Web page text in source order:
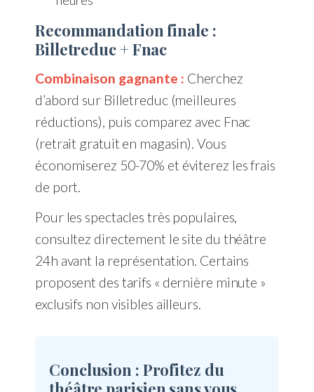
Recommandation finale :
Billetreduc + Fnac
Combinaison gagnante : Cherchez
d’abord sur Billetreduc (meilleures
réductions), puis comparez avec Fnac
(retrait gratuit en magasin). Vous
économiserez 50-70% et éviterez les frais
de port.
Pour les spectacles très populaires,
consultez directement le site du théâtre
24h avant la représentation. Certains
proposent des tarifs « dernière minute »
exclusifs non visibles ailleurs.
Conclusion : Profitez du